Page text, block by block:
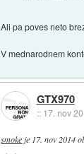
Ali pa poves neto
V mednarodnem
GTX970
:: 17. nov
smokeje 17. nov 2014